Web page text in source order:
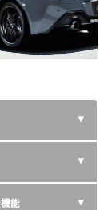
能